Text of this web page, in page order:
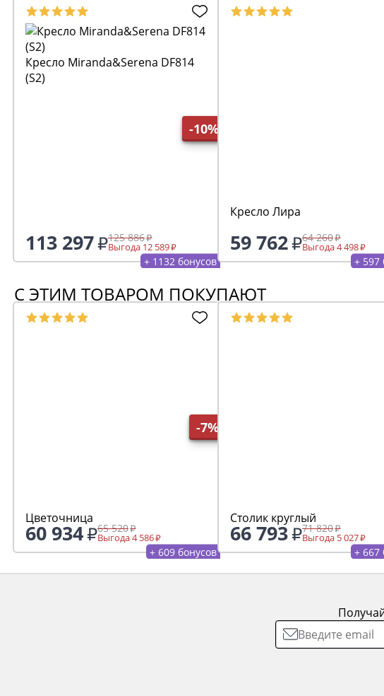
-10%
Кресло Miranda&Serena DF814
(S2)
113 297 125 886
Выгода 12 589
+ 1132 бонусов
Кресло Лира
59 762 64 260
Выгода 4 498
+ 597
С ЭТИМ ТОВАРОМ ПОКУПАЮТ
-7%
Цветочница
60 934 65 520
Выгода 4 586
+ 609 бонусов
Столик круглый
66 793 71 820
Выгода 5 027
+ 667